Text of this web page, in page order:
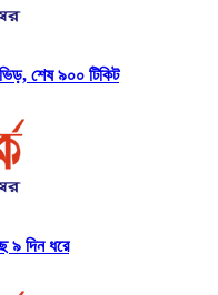
শেষ ৯০০ টিকিট
৯ দিন ধরে